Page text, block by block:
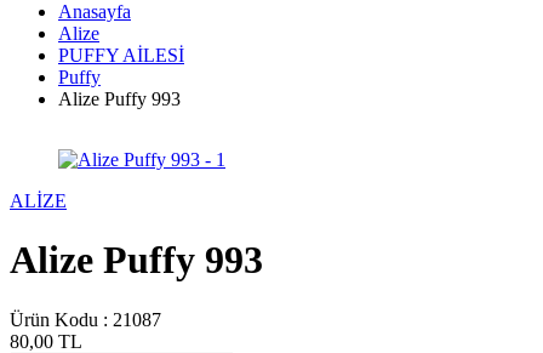
Anasayfa
Alize
PUFFY AİLESİ
Puffy
Alize Puffy 993
ALİZE
Alize Puffy 993
Ürün Kodu : 21087
80,00 TL